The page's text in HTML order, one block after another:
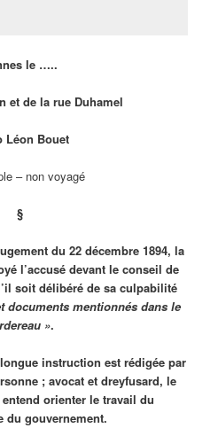
le …..
et de la rue Duhamel
Léon Bouet
– non voyagé
§
du 22 décembre 1894, la
l’accusé devant le conseil de
soit délibéré de sa culpabilité
documents mentionnés dans le
».
instruction est rédigée par
; avocat et dreyfusard, le
orienter le travail du
du gouvernement.